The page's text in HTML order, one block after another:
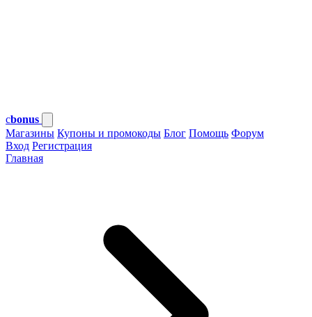
cbonus
Магазины Купоны и промокоды Блог Помощь Форум
Вход Регистрация
Главная